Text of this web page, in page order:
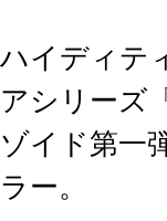
ハイディテ
アシリーズ
ゾイド第一
ラー。